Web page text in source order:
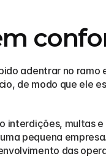
adentrar no
de modo que ele
interdições, multas
pequena
das